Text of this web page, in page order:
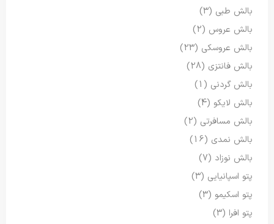
بالش طبی (3)
بالش عروس (2)
بالش عروسکی (23)
بالش فانتزی (28)
بالش گردنی (1)
بالش لایکو (4)
بالش مسافرتی (2)
بالش نمدی (16)
بالش نوزاد (7)
پتو اسپانیایی (3)
پتو اسکیمو (3)
پتو افرا (3)